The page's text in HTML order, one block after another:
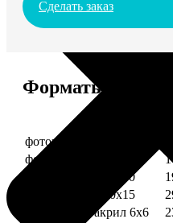
Сделать заказ
Форматы и цены
Услуга
фотомагниты 6х6
фотомагнит 7х10
фотомагниты 10х10
фотомагниты 10х15
фотомагнит акрил 6х6